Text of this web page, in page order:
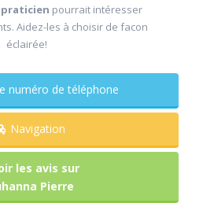
praticien pourrait intéresser
Aidez-les à choisir de facon
éclairée!
Afficher le numéro de téléphone
Navigation
les avis sur
Pierre